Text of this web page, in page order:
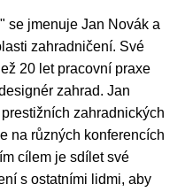
se jmenuje Jan Novák a
zahradničení. Své
20 let pracovní praxe
zahrad. Jan
zahradnických
na různých konferencích
cílem je sdílet své
s ostatními lidmi, aby